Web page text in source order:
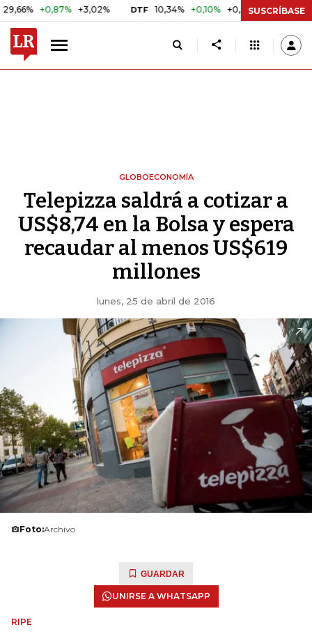
+0,87% +3,02% DTF 10,34% +0,10% +0,98% UVR $ 416,91
SUSCRÍBASE
GLOBOECONOMÍA
Telepizza saldrá a cotizar a
US$8,74 en la Bolsa y espera
recaudar al menos US$619
millones
lunes, 25 de abril de 2016
Foto:Archivo
GUARDAR
UNIRSE A WHATSAPP
RIPE